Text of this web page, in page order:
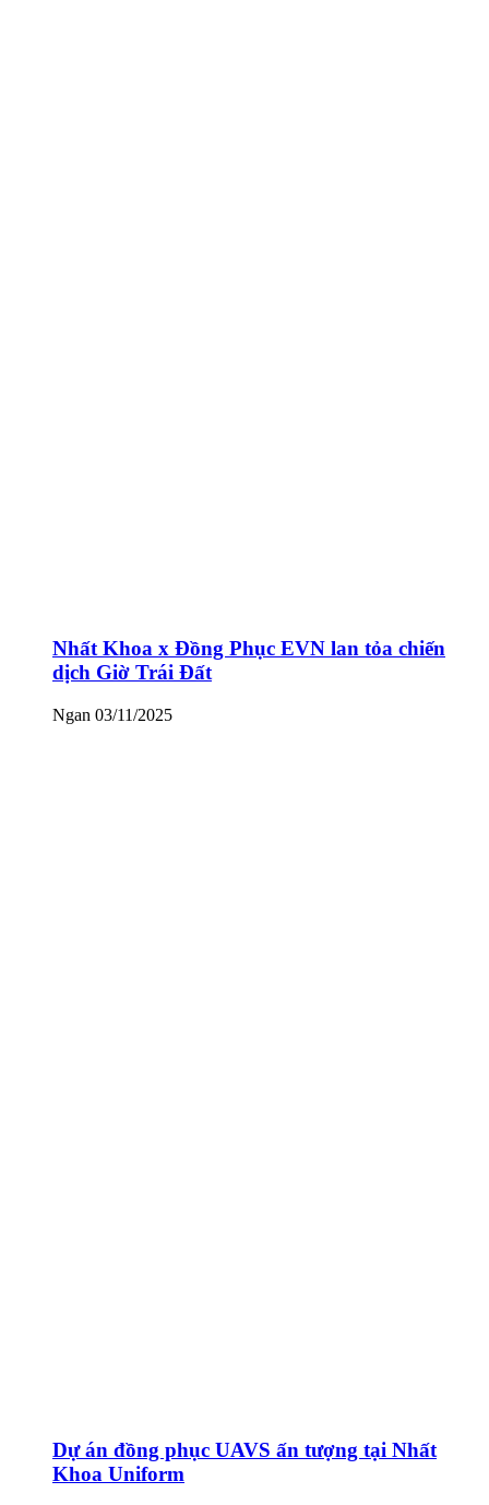
Nhất Khoa x Đồng Phục EVN lan tỏa chiến
dịch Giờ Trái Đất
Ngan 03/11/2025
Dự án đồng phục UAVS ấn tượng tại Nhất
Khoa Uniform